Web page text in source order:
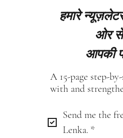
हमारे
ओर से
आपकी
A 15-page step-
with and
Send me the
Lenka. *